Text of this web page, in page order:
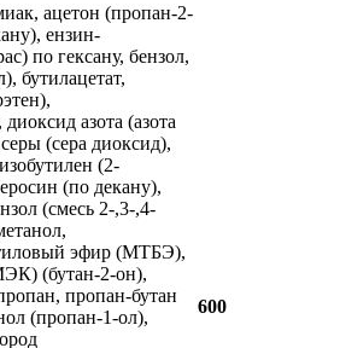
ацетон (пропан-2-
ензин-
по гексану, бензол,
бутилацетат,
азота (азота
(сера диоксид),
(2-
(по декану),
(смесь 2-,3-,4-
эфир (МТБЭ),
(бутан-2-он),
пропан-бутан
(пропан-1-ол),
600